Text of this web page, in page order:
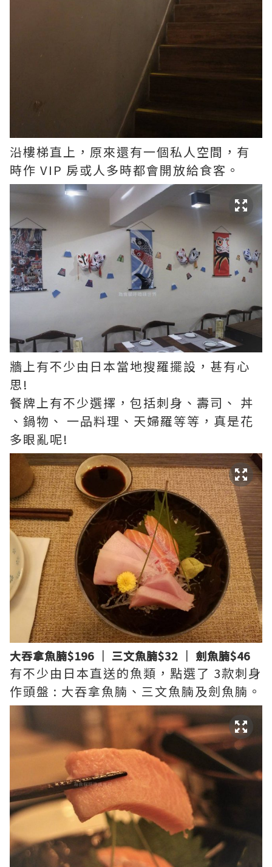
沿樓梯直上，原來還有一個私人空間，有
時作 VIP 房或人多時都會開放給食客。
牆上有不少由日本當地搜羅擺設，甚有心
思!
餐牌上有不少選擇，包括刺身、壽司、 丼
、鍋物、 一品料理、天婦羅等等，真是花
多眼亂呢!
大吞拿魚腩$196 │ 三文魚腩$32 │ 劍魚腩$46
有不少由日本直送的魚類，點選了 3款刺身
作頭盤 : 大吞拿魚腩、三文魚腩及劍魚腩。